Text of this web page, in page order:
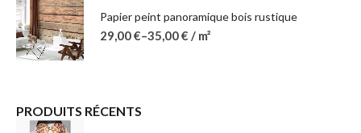
Papier peint panoramique bois rustique
29,00€–35,00€ / m²
PRODUITS RÉCENTS